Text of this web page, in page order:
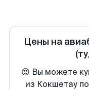
Цены на
😍 Вы можете
из Кокшетау